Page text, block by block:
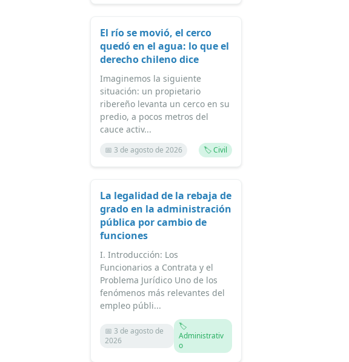
El río se movió, el cerco
quedó en el agua: lo que el
derecho chileno dice
Imaginemos la siguiente
situación: un propietario
ribereño levanta un cerco en su
predio, a pocos metros del
cauce activ...
📅 3 de agosto de 2026 🏷️ Civil
La legalidad de la rebaja de
grado en la administración
pública por cambio de
funciones
I. Introducción: Los
Funcionarios a Contrata y el
Problema Jurídico Uno de los
fenómenos más relevantes del
empleo públi...
📅 3 de agosto de
2026
🏷️
Administrativ
o